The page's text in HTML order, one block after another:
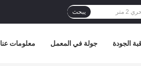
يبحث
معلومات عنا جولة في المعمل الجودة